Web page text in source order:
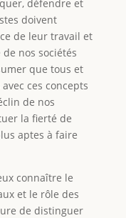
défendre et
doivent
de leur travail et
nos sociétés
que tous et
ces concepts
de nos
la fierté de
aptes à faire
connaître le
et le rôle des
de distinguer